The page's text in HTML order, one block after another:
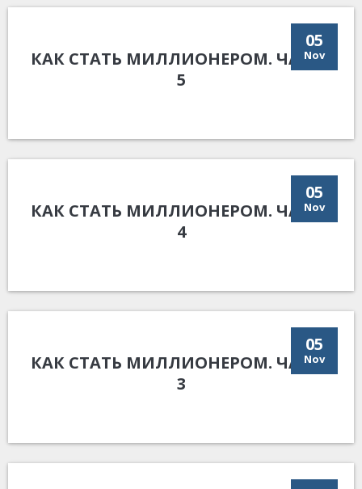
05
Nov
КАК СТАТЬ МИЛЛИОНЕРОМ. ЧАСТЬ
5
05
Nov
КАК СТАТЬ МИЛЛИОНЕРОМ. ЧАСТЬ
4
05
Nov
КАК СТАТЬ МИЛЛИОНЕРОМ. ЧАСТЬ
3